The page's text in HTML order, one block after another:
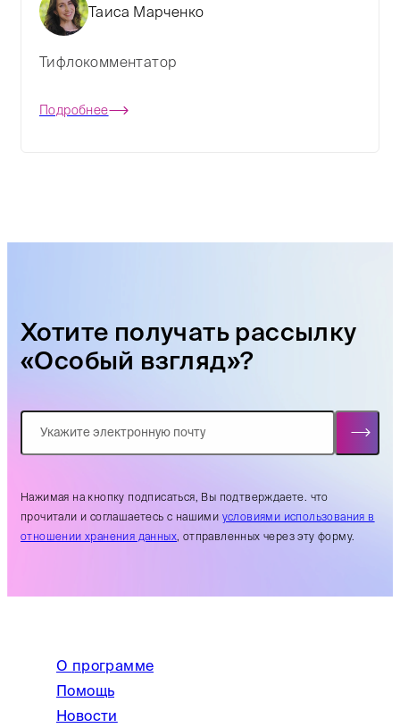
Таиса Марченко
Тифлокомментатор
Подробнее
Хотите получать рассылку
«Особый взгляд»?
Нажимая на кнопку подписаться, Вы подтверждаете. что
прочитали и соглашаетесь с нашими условиями использования в
отношении хранения данных, отправленных через эту форму.
О программе
Помощь
Новости